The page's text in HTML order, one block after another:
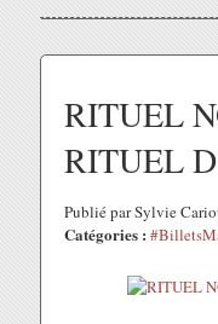
RITUEL
RITUEL
Publié par Sylvie
Catégories :